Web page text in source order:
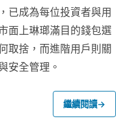
已成為每位投資者與用
面上琳瑯滿目的錢包選
取捨，而進階用戶則關
安全管理。
繼續閱讀→